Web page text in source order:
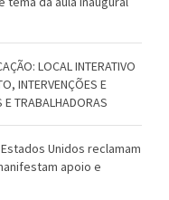
LOCAL INTERATIVO
INTERVENÇÕES E
TRABALHADORAS
Unidos reclamam
apoio e